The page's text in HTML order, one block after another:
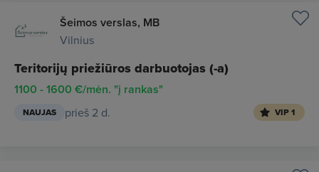
Šeimos verslas, MB
Vilnius
Teritorijų priežiūros darbuotojas (-a)
1100 - 1600 €/mėn. "į rankas"
NAUJAS prieš 2 d. VIP 1